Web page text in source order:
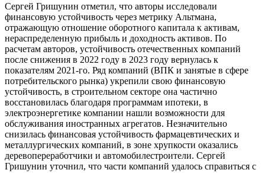
Сергей Гришунин отметил, что авторы исследовали
финансовую устойчивость через метрику Альтмана,
отражающую отношение оборотного капитала к активам,
нераспределенную прибыль и доходность активов. По
расчетам авторов, устойчивость отечественных компаний
после снижения в 2022 году в 2023 году вернулась к
показателям 2021-го. Ряд компаний (ВПК и занятые в сфере
потребительского рынка) укрепили свою финансовую
устойчивость, в строительном секторе она частично
восстановилась благодаря программам ипотеки, в
электроэнергетике компании нашли возможности для
обслуживания иностранных агрегатов. Незначительно
снизилась финансовая устойчивость фармацевтических и
металлургических компаний, в зоне хрупкости оказались
деревопереработчики и автомобилестроители. Сергей
Гришунин уточнил, что части компаний удалось справиться с